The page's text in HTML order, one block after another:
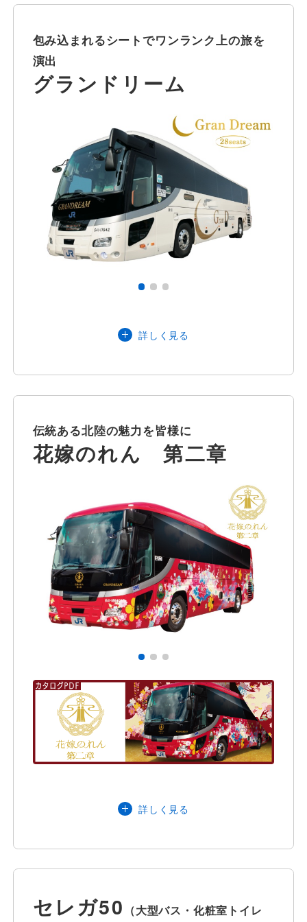
お問い合わせ・Q&A
西日本JRバスについて
安全安心への
取組み
採用情報
包み込まれるシートでワンランク上の旅を
演出
グランドリーム
詳しく見る
市・南砺市）
定員 28名
主な装備品
伝統ある北陸の魅力を皆様に
花嫁のれん 第二章
詳しく見る
営業エリア
石川県・富山県（小矢部市・南砺
市）
インバウンドのお客様は北陸信越運輸局
管内配車可能
定員 28名
セレガ50 （大型バス・化粧室トイレ